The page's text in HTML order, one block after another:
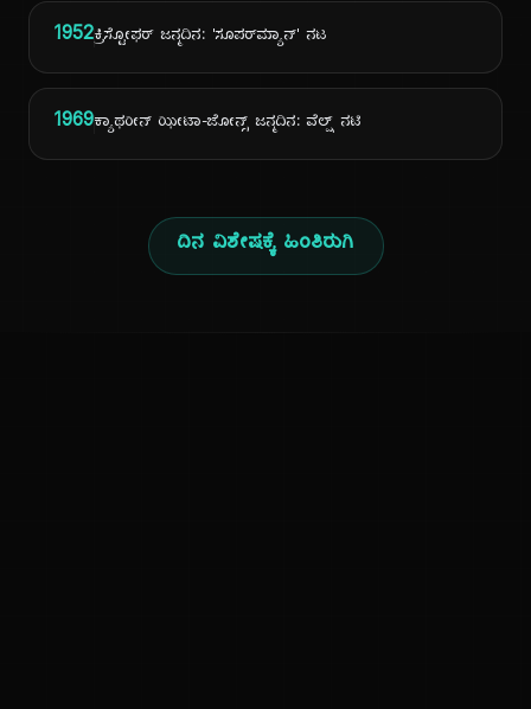
1952ಕ್ರಿಸ್ಟೋಫರ್ ಜನ್ಮದಿನ: 'ಸೂಪರ್‌ಮ್ಯಾನ್' ನಟ
1969ಕ್ಯಾಥರೀನ್ ಝೀಟಾ-ಜೋನ್ಸ್ ಜನ್ಮದಿನ: ವೆಲ್ಷ್ ನಟಿ
ದಿನ ವಿಶೇಷಕ್ಕೆ ಹಿಂತಿರುಗಿ